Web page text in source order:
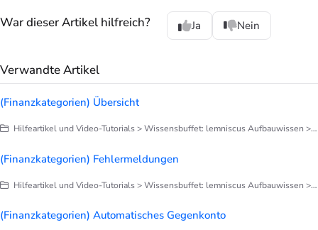
War dieser Artikel hilfreich? Ja Nein
Verwandte Artikel
(Finanzkategorien) Übersicht
Hilfeartikel und Video-Tutorials > Wissensbuffet: lemniscus Aufbauwissen > Finanzen > Finanzen - Allgemeine Infos > Finanzkategorien
(Finanzkategorien) Fehlermeldungen
Hilfeartikel und Video-Tutorials > Wissensbuffet: lemniscus Aufbauwissen > Finanzen > Finanzen - Allgemeine Infos > Finanzkategorien
(Finanzkategorien) Automatisches Gegenkonto